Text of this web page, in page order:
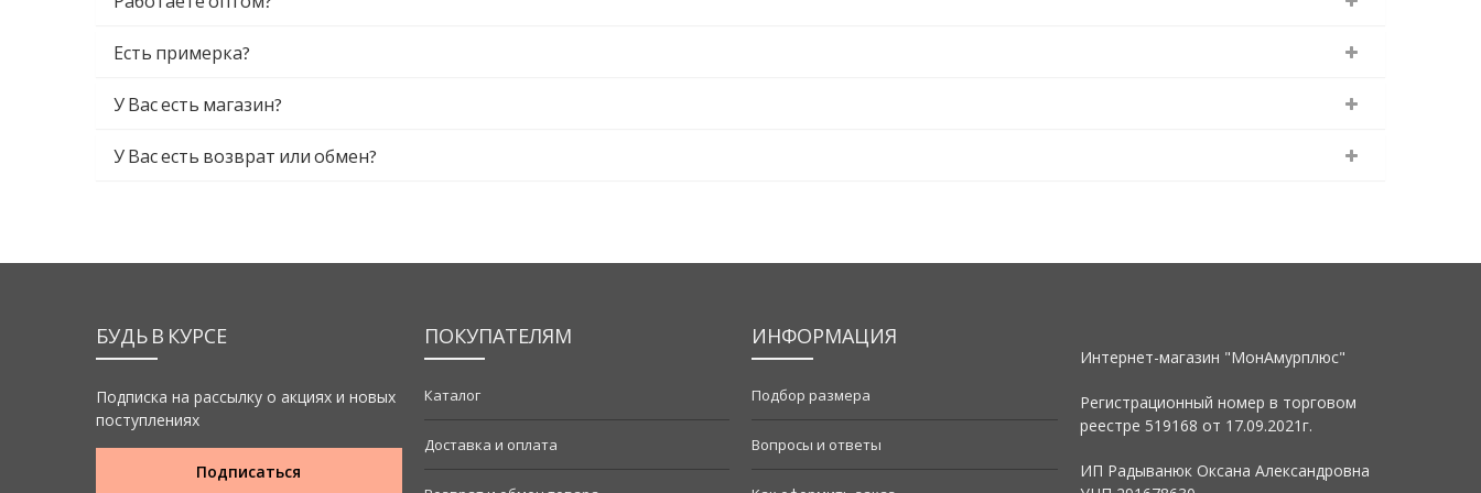
Есть примерка?
У Вас есть магазин?
У Вас есть возврат или обмен?
БУДЬ В КУРСЕ
Подписка на рассылку о акциях и новых
поступлениях
Подписаться
ПОКУПАТЕЛЯМ
Каталог
Доставка и оплата
ИНФОРМАЦИЯ
Подбор размера
Вопросы и ответы
Интернет-магазин "МонАмурплюс"
Регистрационный номер в торговом
реестре 519168 от 17.09.2021г.
ИП Радыванюк Оксана Александровна